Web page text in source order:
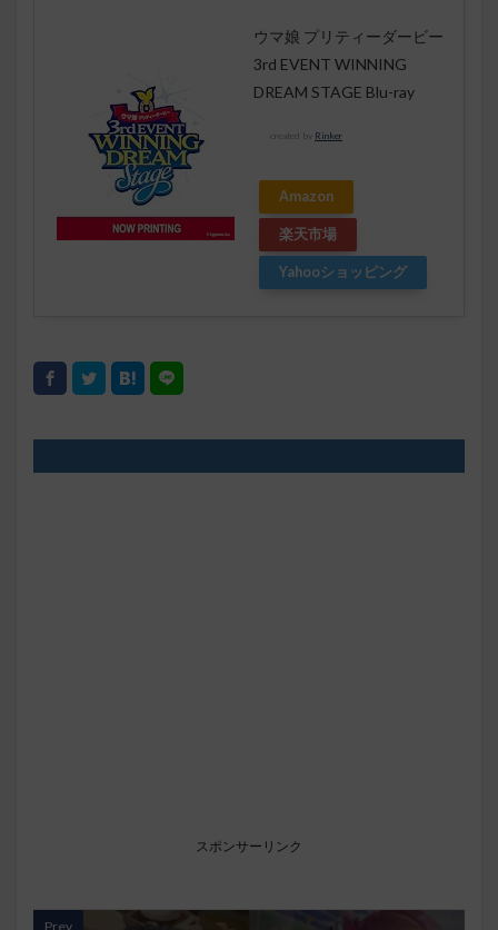
ウマ娘 プリティーダービー
3rd EVENT WINNING
DREAM STAGE Blu-ray
created by Rinker
Amazon
楽天市場
Yahooショッピング
スポンサーリンク
Prev